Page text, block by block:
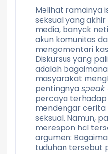
Melihat ramainya
seksual yang
media, banyak
akun komunitas
mengomentari
Diskursus yang
adalah
masyarakat
pentingnyaspeak
percaya
mendengar
seksual. Namun,
merespon hal
argumen:
tuduhan tersebut